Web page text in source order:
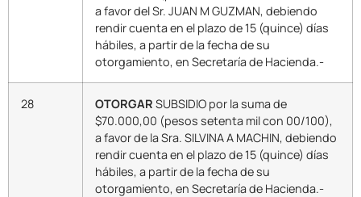
a favor del Sr. JUAN M GUZMAN, debiendo
rendir cuenta en el plazo de 15 (quince) días
hábiles, a partir de la fecha de su
otorgamiento, en Secretaría de Hacienda.-
28 OTORGAR SUBSIDIO por la suma de
$70.000,00 (pesos setenta mil con 00/100),
a favor de la Sra. SILVINA A MACHIN, debiendo
rendir cuenta en el plazo de 15 (quince) días
hábiles, a partir de la fecha de su
otorgamiento, en Secretaría de Hacienda.-